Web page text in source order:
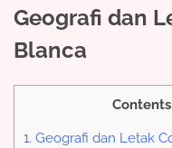
Geografi dan
Blanca
Contents
1. Geografi dan Letak